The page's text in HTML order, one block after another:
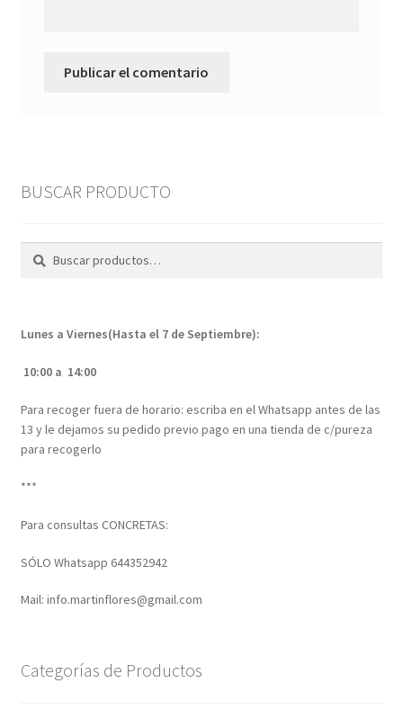
BUSCAR PRODUCTO
Buscar
Buscar
Lunes a Viernes(Hasta el 7 de Septiembre):
10:00 a 14:00
Para recoger fuera de horario: escriba en el Whatsapp antes de las
13 y le dejamos su pedido previo pago en una tienda de c/pureza
para recogerlo
***
Para consultas CONCRETAS:
SÓLO Whatsapp 644352942
Mail: info.martinflores@gmail.com
Categorías de Productos